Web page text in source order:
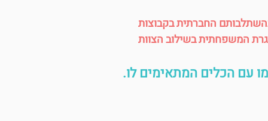
העין לקידום ילדים (מגיל 5) ונוער בהשתלבותם החברתית בקבוצות
המשפחתית בשילוב הצוות
עם הכלים המתאימים לו.